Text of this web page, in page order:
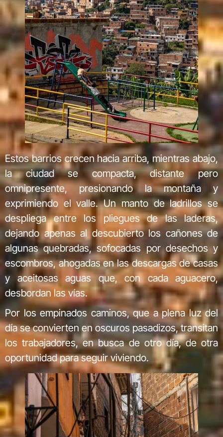
Estos barrios crecen hacia arriba, mientras abajo,
la ciudad se compacta, distante pero
omnipresente, presionando la montaña y
exprimiendo el valle. Un manto de ladrillos se
despliega entre los pliegues de las laderas,
dejando apenas al descubierto los cañones de
algunas quebradas, sofocadas por desechos y
escombros, ahogadas en las descargas de casas
y aceitosas aguas que, con cada aguacero,
desbordan las vías.
Por los empinados caminos, que a plena luz del
día se convierten en oscuros pasadizos, transitan
los trabajadores, en busca de otro día, de otra
oportunidad para seguir viviendo.